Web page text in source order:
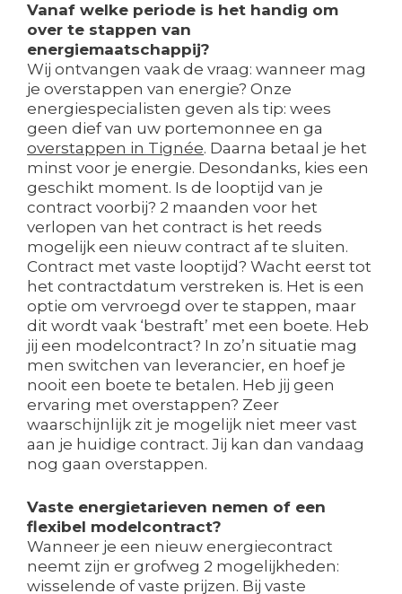
Vanaf welke periode is het handig om
over te stappen van
energiemaatschappij?
Wij ontvangen vaak de vraag: wanneer mag
je overstappen van energie? Onze
energiespecialisten geven als tip: wees
geen dief van uw portemonnee en ga
overstappen in Tignée. Daarna betaal je het
minst voor je energie. Desondanks, kies een
geschikt moment. Is de looptijd van je
contract voorbij? 2 maanden voor het
verlopen van het contract is het reeds
mogelijk een nieuw contract af te sluiten.
Contract met vaste looptijd? Wacht eerst tot
het contractdatum verstreken is. Het is een
optie om vervroegd over te stappen, maar
dit wordt vaak ‘bestraft’ met een boete. Heb
jij een modelcontract? In zo’n situatie mag
men switchen van leverancier, en hoef je
nooit een boete te betalen. Heb jij geen
ervaring met overstappen? Zeer
waarschijnlijk zit je mogelijk niet meer vast
aan je huidige contract. Jij kan dan vandaag
nog gaan overstappen.
Vaste energietarieven nemen of een
flexibel modelcontract?
Wanneer je een nieuw energiecontract
neemt zijn er grofweg 2 mogelijkheden:
wisselende of vaste prijzen. Bij vaste